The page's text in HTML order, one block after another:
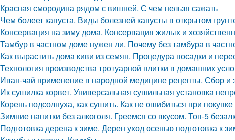
Красная смородина рядом с вишней. С чем нельзя сажать
Чем болеет капуста. Виды болезней капусты в открытом
Консервация на зиму дома. Консервация жилых и
Тамбур в частном доме нужен ли. Почему без тамбура в
Как вырастить дома киви из семян. Процедура посадки и
Технология производства тротуарной плитки в домашних
Иван-чай применение в народной медицине рецепты. Сбор и
Ик сушилка корвет. Универсальная сушильная установка
Корень подсолнуха, как сушить. Как не ошибиться при
Зимние напитки без алкоголя. Греемся со вкусом. Топ-5
Подготовка дерена к зиме. Дерен уход осенью подготовка к